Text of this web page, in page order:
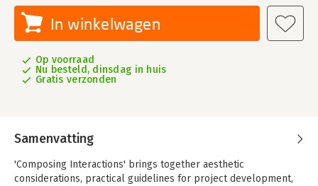
In winkelwagen
Op voorraad
Nu besteld, dinsdag in huis
Gratis verzonden
Samenvatting
'Composing Interactions' brings together aesthetic
considerations, practical guidelines for project development,